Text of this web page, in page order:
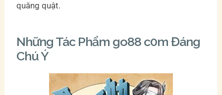
quăng quật.
Những Tác Phẩm go88 c0m Đáng
Chú Ý